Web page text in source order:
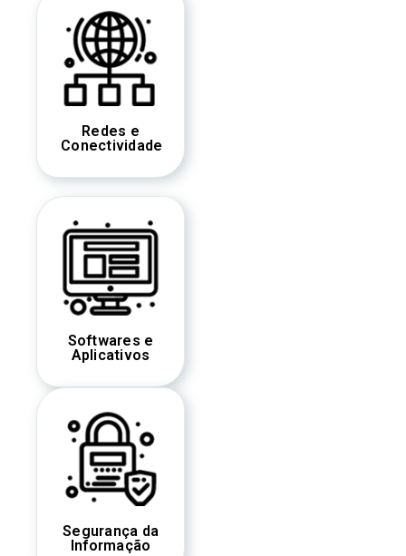
Redes e
Conectividade
Softwares e
Aplicativos
Segurança da
Informação